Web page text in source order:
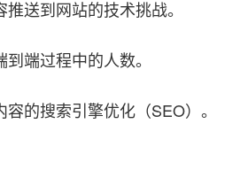
送到网站的技术挑战。
端过程中的人数。
的搜索引擎优化（SEO）。